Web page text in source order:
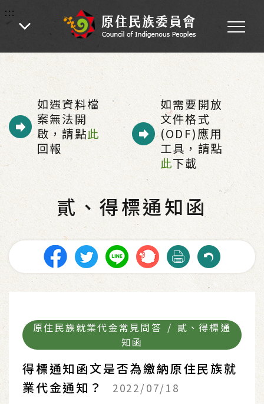
:::
:::
首頁 為民服務 - 原住民族就業代金常見問答 -
貳、得標通知函
如遇資料檔
案無法開
啟，請點此
回報
如需要開放
文件格式
(ODF)應用
工具，請點
此下載
貳、得標通知函
原住民族就業代金常見問答 / 貳、得標通
知函
得標通知函文是否為繳納原住民族就
業代金通知？
2022/07/18